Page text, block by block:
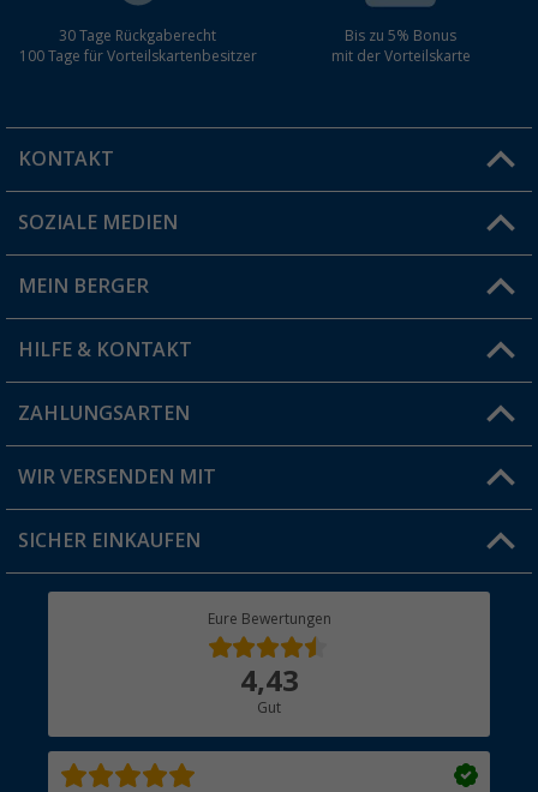
30 Tage Rückgaberecht
100 Tage für Vorteilskartenbesitzer
Bis zu 5% Bonus
mit der Vorteilskarte
KONTAKT
Du hast eine Frage?
Filiale finden
SOZIALE MEDIEN
MEIN BERGER
Vorteilskarte
Blog
Jobs & Karriere
HILFE & KONTAKT
FAQ & Kontakt
Versandinformationen
Rücksendung
ZAHLUNGSARTEN
WIR VERSENDEN MIT
SICHER EINKAUFEN
Eure Bewertungen
4,43
Gut